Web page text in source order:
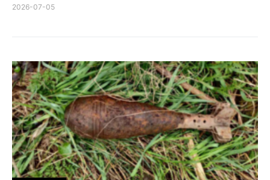
2026-07-05